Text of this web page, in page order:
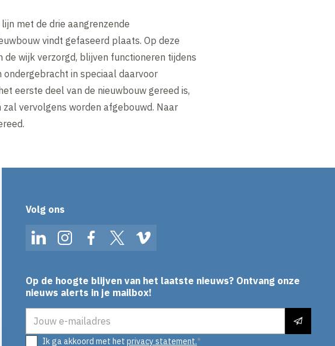
met de drie aangrenzende
vindt gefaseerd plaats. Op deze
wijk verzorgd, blijven functioneren tijdens
in speciaal daarvoor
eerste deel van de nieuwbouw gereed is,
zal vervolgens worden afgebouwd. Naar
Volg ons
LinkedInInstagramFacebookTwitterVimeo
Op de hoogte blijven van het laatste nieuws? Ontvang onze
nieuws alerts in je mailbox!
Ik ga akkoord met het privacy statement.